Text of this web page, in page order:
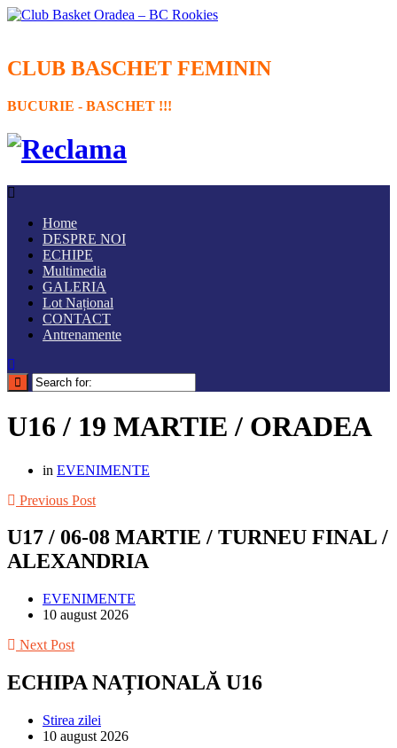
CLUB BASCHET FEMININ
BUCURIE - BASCHET !!!
Home
DESPRE NOI
ECHIPE
Multimedia
GALERIA
Lot Național
CONTACT
Antrenamente
U16 / 19 MARTIE / ORADEA
in EVENIMENTE
Previous Post
U17 / 06-08 MARTIE / TURNEU FINAL /
ALEXANDRIA
EVENIMENTE
10 august 2026
Next Post
ECHIPA NAȚIONALĂ U16
Stirea zilei
10 august 2026